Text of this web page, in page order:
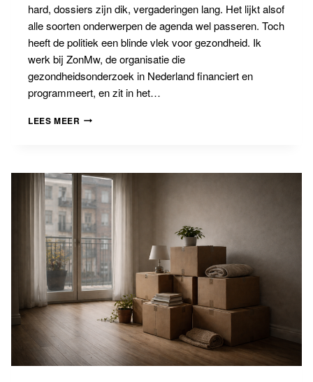
hard, dossiers zijn dik, vergaderingen lang. Het lijkt alsof
alle soorten onderwerpen de agenda wel passeren. Toch
heeft de politiek een blinde vlek voor gezondheid. Ik
werk bij ZonMw, de organisatie die
gezondheidsonderzoek in Nederland financiert en
programmeert, en zit in het…
LEES MEER BANNINGBLOG
WEET
NIET
WAT
ZE
NIET
WEET